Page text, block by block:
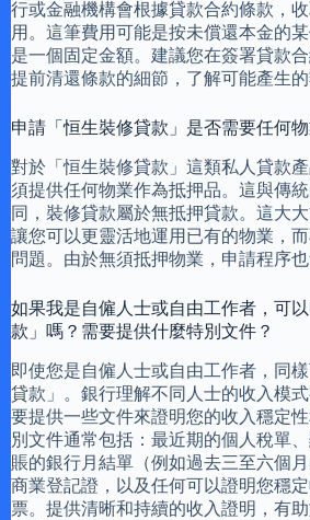
行或金融機構會根據貸款合約條款，
用。這筆費用可能是按未償還本金的
是一個固定金額。建議您在簽署貸款
提前清還條款的細節，了解可能產生的
申請「恒生裝修貸款」是否需要任何
對於「恒生裝修貸款」這類私人貸款
須提供任何物業作為抵押品。這與傳
同，裝修貸款屬於無抵押貸款。這大
讓您可以更靈活地運用已有的物業，
問題。由於無須抵押物業，申請程序也
如果我是自僱人士或自由工作者，可
款」嗎？需要提供什麼特別文件？
即使您是自僱人士或自由工作者，同
貸款」。銀行理解不同人士的收入模
要提供一些文件來證明您的收入穩定
別文件通常包括：最近期的個人稅單
賬的銀行月結單（例如過去三至六個
商業登記證，以及任何可以證明您穩
票。提供清晰和持續的收入證明，有